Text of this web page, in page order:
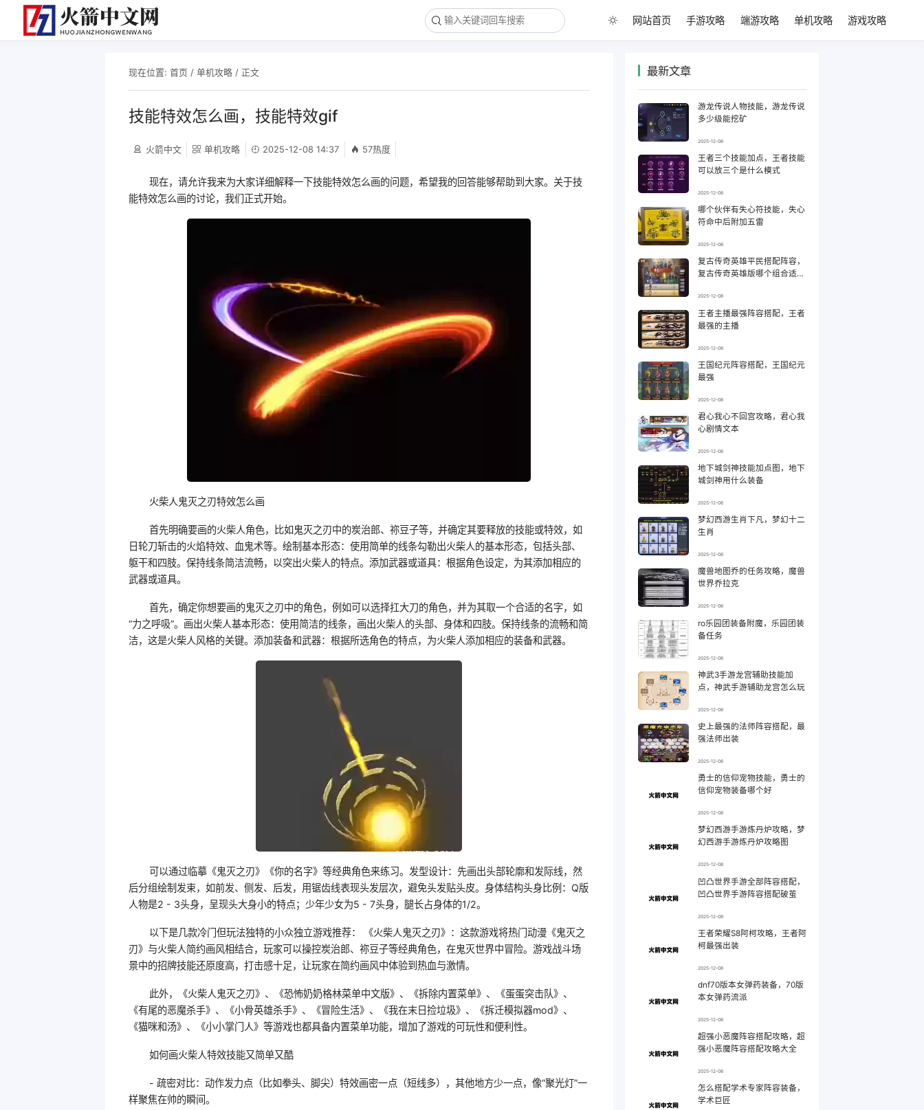
网站首页 手游攻略 端游攻略 单机攻略 游戏攻略
现在位置: 首页 / 单机攻略/ 正文
技能特效怎么画，技能特效gif
火箭中文 单机攻略 2025-12-08 14:37 57热度
现在，请允许我来为大家详细解释一下技能特效怎么画的问题，希望我的回答能够帮助到大家。关于技
能特效怎么画的讨论，我们正式开始。
火柴人鬼灭之刃特效怎么画
首先明确要画的火柴人角色，比如鬼灭之刃中的炭治郎、祢豆子等，并确定其要释放的技能或特效，如
日轮刀斩击的火焰特效、血鬼术等。绘制基本形态：使用简单的线条勾勒出火柴人的基本形态，包括头部、
躯干和四肢。保持线条简洁流畅，以突出火柴人的特点。添加武器或道具：根据角色设定，为其添加相应的
武器或道具。
首先，确定你想要画的鬼灭之刃中的角色，例如可以选择扛大刀的角色，并为其取一个合适的名字，如
“力之呼吸”。画出火柴人基本形态：使用简洁的线条，画出火柴人的头部、身体和四肢。保持线条的流畅和简
洁，这是火柴人风格的关键。添加装备和武器：根据所选角色的特点，为火柴人添加相应的装备和武器。
可以通过临摹《鬼灭之刃》《你的名字》等经典角色来练习。发型设计：先画出头部轮廓和发际线，然
后分组绘制发束，如前发、侧发、后发，用锯齿线表现头发层次，避免头发贴头皮。身体结构头身比例：Q版
人物是2 - 3头身，呈现头大身小的特点；少年少女为5 - 7头身，腿长占身体的1/2。
以下是几款冷门但玩法独特的小众独立游戏推荐： 《火柴人鬼灭之刃》：这款游戏将热门动漫《鬼灭之
刃》与火柴人简约画风相结合，玩家可以操控炭治郎、祢豆子等经典角色，在鬼灭世界中冒险。游戏战斗场
景中的招牌技能还原度高，打击感十足，让玩家在简约画风中体验到热血与激情。
此外，《火柴人鬼灭之刃》、《恐怖奶奶格林菜单中文版》、《拆除内置菜单》、《蛋蛋突击队》、
《有尾的恶魔杀手》、《小骨英雄杀手》、《冒险生活》、《我在末日捡垃圾》、《拆迁模拟器mod》、
《猫咪和汤》、《小小掌门人》等游戏也都具备内置菜单功能，增加了游戏的可玩性和便利性。
如何画火柴人特效技能又简单又酷
- 疏密对比：动作发力点（比如拳头、脚尖）特效画密一点（短线多），其他地方少一点，像“聚光灯”一
样聚焦在帅的瞬间。
最新文章
游龙传说人物技能，游龙传说
多少级能挖矿
2025-12-08
王者三个技能加点，王者技能
可以放三个是什么模式
2025-12-08
哪个伙伴有失心符技能，失心
符命中后附加五雷
2025-12-08
复古传奇英雄平民搭配阵容，
复古传奇英雄版哪个组合适合
2025-12-08
王者主播最强阵容搭配，王者
最强的主播
2025-12-08
王国纪元阵容搭配，王国纪元
最强
2025-12-08
君心我心不回宫攻略，君心我
心剧情文本
2025-12-08
地下城剑神技能加点图，地下
城剑神用什么装备
2025-12-08
梦幻西游生肖下凡，梦幻十二
生肖
2025-12-08
魔兽地图乔的任务攻略，魔兽
世界乔拉克
2025-12-08
ro乐园团装备附魔，乐园团装
备任务
2025-12-08
神武3手游龙宫辅助技能加
点，神武手游辅助龙宫怎么玩
2025-12-08
史上最强的法师阵容搭配，最
强法师出装
2025-12-08
勇士的信仰宠物技能，勇士的
信仰宠物装备哪个好
2025-12-08
梦幻西游手游炼丹炉攻略，梦
幻西游手游炼丹炉攻略图
2025-12-08
凹凸世界手游全部阵容搭配，
凹凸世界手游阵容搭配破茧
2025-12-08
王者荣耀S8阿柯攻略，王者阿
柯最强出装
2025-12-08
dnf70版本女弹药装备，70版
本女弹药流派
2025-12-08
超强小恶魔阵容搭配攻略，超
强小恶魔阵容搭配攻略大全
2025-12-08
怎么搭配学术专家阵容装备，
学术巨匠